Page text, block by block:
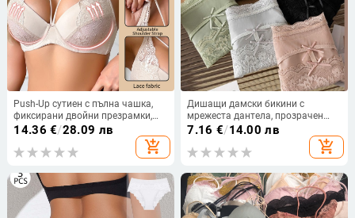
Push-Up сутиен с пълна чашка,
фиксирани двойни презрамки,
задна двойна кука и закопчаване
Подплата: спандекс; Чашка:
формована)
14.36 €/28.09 лв
add_shopping_cart
Дишащи дамски бикини с
мрежеста дантела, прозрачен
ефект, френски стил лукс,
антибактериална вложка в
интимната зона
7.16 €/14.00 лв
add_shopping_cart